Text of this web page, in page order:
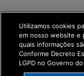
Executiva de
Transformação
get_footer();
Utilizamos cookies
em nosso website e
quais informações
Conforme Decreto
LGPD no Governo